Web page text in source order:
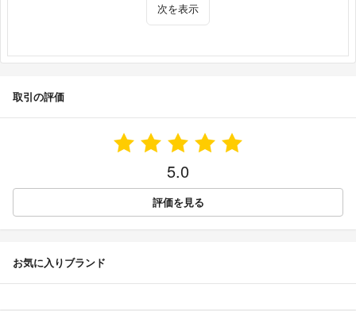
次を表示
取引の評価
5.0
評価を見る
お気に入りブランド